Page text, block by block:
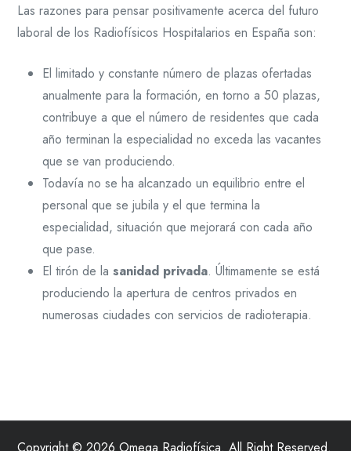
Las razones para pensar positivamente acerca del futuro
laboral de los Radiofísicos Hospitalarios en España son:
El limitado y constante número de plazas ofertadas
anualmente para la formación, en torno a 50 plazas,
contribuye a que el número de residentes que cada
año terminan la especialidad no exceda las vacantes
que se van produciendo.
Todavía no se ha alcanzado un equilibrio entre el
personal que se jubila y el que termina la
especialidad, situación que mejorará con cada año
que pase.
El tirón de lasanidad privada. Últimamente se está
produciendo la apertura de centros privados en
numerosas ciudades con servicios de radioterapia.